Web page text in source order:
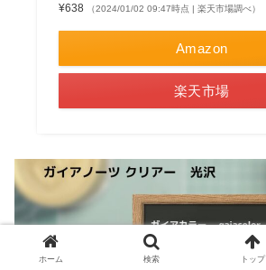
¥638
（2024/01/02 09:47時点 | 楽天市場調べ）
Amazon
楽天市場
ホーム 検索 トップ